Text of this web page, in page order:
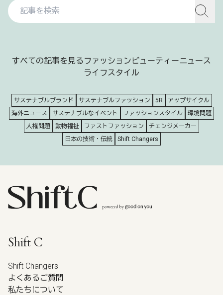
すべての記事を見る ファッションビューティーニュース
ライフスタイル
サステナブルブランド サステナブルファッション 5R
アップサイクル
海外ニュース
サステナブルなイベント ファッションスタイル
環境問題
人権問題
動物福祉 ファストファッション
チェンジメーカー
日本の技術・伝統
Shift Changers
Shift C
Shift Changers
よくあるご質問
私たちについて